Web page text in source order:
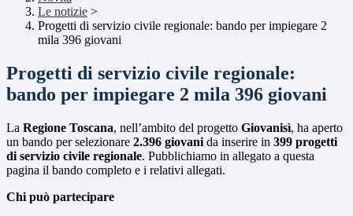
Le notizie >
Progetti di servizio civile regionale: bando per impiegare 2
mila 396 giovani
Progetti di servizio civile regionale:
bando per impiegare 2 mila 396 giovani
La Regione Toscana, nell’ambito del progetto Giovanisì, ha aperto
un bando per selezionare 2.396 giovani da inserire in 399 progetti
di servizio civile regionale. Pubblichiamo in allegato a questa
pagina il bando completo e i relativi allegati.
Chi può partecipare